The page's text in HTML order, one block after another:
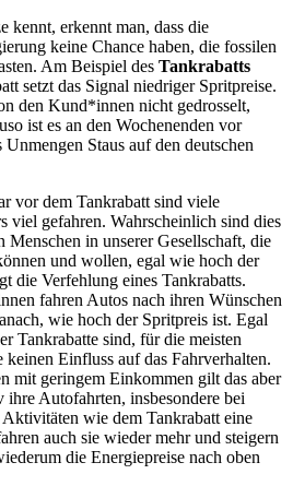
kennt, erkennt man, dass die
keine Chance haben, die fossilen
Am Beispiel des Tankrabatts
setzt das Signal niedriger Spritpreise.
den Kund*innen nicht gedrosselt,
ist es an den Wochenenden vor
Staus auf den deutschen
vor dem Tankrabatt sind viele
viel gefahren. Wahrscheinlich sind dies
Menschen in unserer Gesellschaft, die
und wollen, egal wie hoch der
die Verfehlung eines Tankrabatts.
fahren Autos nach ihren Wünschen
wie hoch der Spritpreis ist. Egal
Tankrabatte sind, für die meisten
Einfluss auf das Fahrverhalten.
mit geringem Einkommen gilt das aber
ihre Autofahrten, insbesondere bei
wie dem Tankrabatt eine
auch sie wieder mehr und steigern
die Energiepreise nach oben